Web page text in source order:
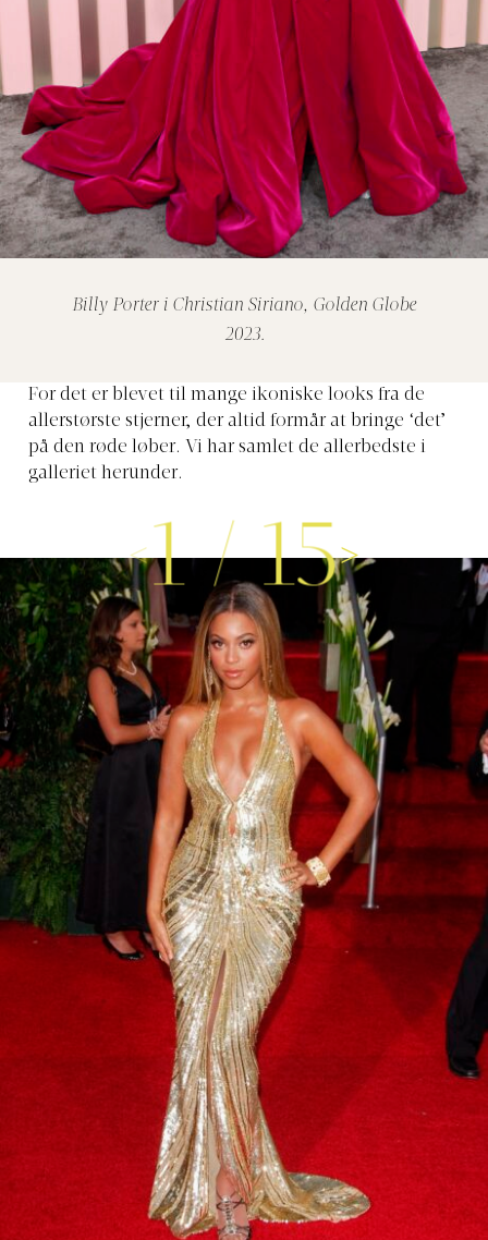
Billy Porter i Christian Siriano, Golden Globe
2023.
For det er blevet til mange ikoniske looks fra de
allerstørste stjerner, der altid formår at bringe ‘det’
på den røde løber. Vi har samlet de allerbedste i
galleriet herunder.
1/15